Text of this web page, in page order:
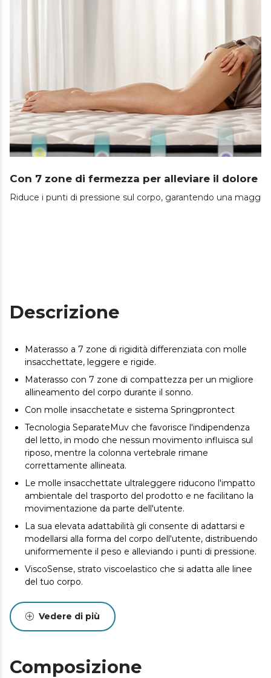
Con 7 zone di fermezza per alleviare il dolore
Riduce i punti di pressione sul corpo, garantendo una
Descrizione
Materasso a 7 zone di rigidità differenziata con molle
insacchettate, leggere e rigide.
Materasso con 7 zone di compattezza per un migliore
allineamento del corpo durante il sonno.
Con molle insacchetate e sistema Springprontect
Tecnologia SeparateMuv che favorisce l'indipendenza
del letto, in modo che nessun movimento influisca sul
riposo, mentre la colonna vertebrale rimane
correttamente allineata.
Le molle insacchettate ultraleggere riducono l'impatto
ambientale del trasporto del prodotto e ne facilitano la
movimentazione da parte dell'utente.
La sua elevata adattabilità gli consente di adattarsi e
modellarsi alla forma del corpo dell'utente, distribuendo
uniformemente il peso e alleviando i punti di pressione.
ViscoSense, strato viscoelastico che si adatta alle linee
del tuo corpo.
morbidezza, elevata traspirabilità, resistenza e facilità di
ottimale non dipende dalla stagione.
Vedere di più
Composizione